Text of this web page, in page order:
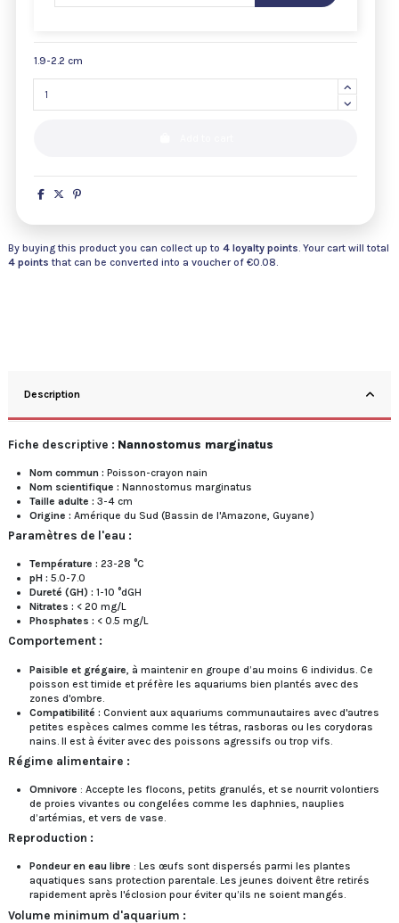
1.9-2.2 cm
By buying this product you can collect up to 4 loyalty points. Your cart will total
4 points that can be converted into a voucher of €0.08.
Description
Fiche descriptive : Nannostomus marginatus
Nom commun : Poisson-crayon nain
Nom scientifique : Nannostomus marginatus
Taille adulte : 3-4 cm
Origine : Amérique du Sud (Bassin de l'Amazone, Guyane)
Paramètres de l'eau :
Température : 23-28 °C
pH : 5.0-7.0
Dureté (GH) : 1-10 °dGH
Nitrates : < 20 mg/L
Phosphates : < 0.5 mg/L
Comportement :
Paisible et grégaire , à maintenir en groupe d’au moins 6 individus. Ce
poisson est timide et préfère les aquariums bien plantés avec des
zones d'ombre.
Compatibilité : Convient aux aquariums communautaires avec d'autres
petites espèces calmes comme les tétras, rasboras ou les corydoras
nains. Il est à éviter avec des poissons agressifs ou trop vifs.
Régime alimentaire :
Omnivore : Accepte les flocons, petits granulés, et se nourrit volontiers
de proies vivantes ou congelées comme les daphnies, nauplies
d’artémias, et vers de vase.
Reproduction :
Pondeur en eau libre : Les œufs sont dispersés parmi les plantes
aquatiques sans protection parentale. Les jeunes doivent être retirés
rapidement après l'éclosion pour éviter qu’ils ne soient mangés.
Volume minimum d'aquarium :